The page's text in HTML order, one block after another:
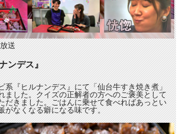
送
ンデス』
系『ヒルナンデス』にて「仙台牛すき焼き煮」
ました。クイズの正解者の方へのご褒美として
だきました。ごはんに乗せて食べればあっとい
がなくなる癖になる味です。